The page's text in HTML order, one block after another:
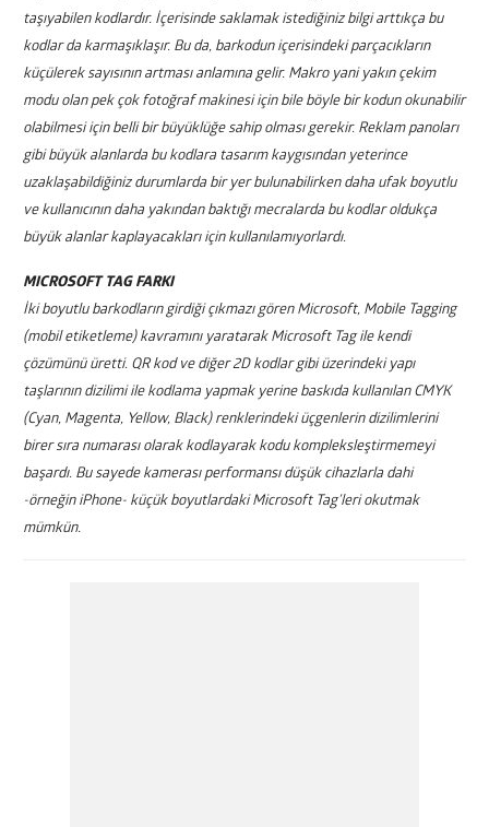
taşıyabilen kodlardır. İçerisinde saklamak istediğiniz bilgi arttıkça bu
kodlar da karmaşıklaşır. Bu da, barkodun içerisindeki parçacıkların
küçülerek sayısının artması anlamına gelir. Makro yani yakın çekim
modu olan pek çok fotoğraf makinesi için bile böyle bir kodun okunabilir
olabilmesi için belli bir büyüklüğe sahip olması gerekir. Reklam panoları
gibi büyük alanlarda bu kodlara tasarım kaygısından yeterince
uzaklaşabildiğiniz durumlarda bir yer bulunabilirken daha ufak boyutlu
ve kullanıcının daha yakından baktığı mecralarda bu kodlar oldukça
büyük alanlar kaplayacakları için kullanılamıyorlardı.
MICROSOFT TAG FARKI
İki boyutlu barkodların girdiği çıkmazı gören Microsoft, Mobile Tagging
(mobil etiketleme) kavramını yaratarak Microsoft Tag ile kendi
çözümünü üretti. QR kod ve diğer 2D kodlar gibi üzerindeki yapı
taşlarının dizilimi ile kodlama yapmak yerine baskıda kullanılan CMYK
(Cyan, Magenta, Yellow, Black) renklerindeki üçgenlerin dizilimlerini
birer sıra numarası olarak kodlayarak kodu kompleksleştirmemeyi
başardı. Bu sayede kamerası performansı düşük cihazlarla dahi
-örneğin iPhone- küçük boyutlardaki Microsoft Tag’leri okutmak
mümkün.